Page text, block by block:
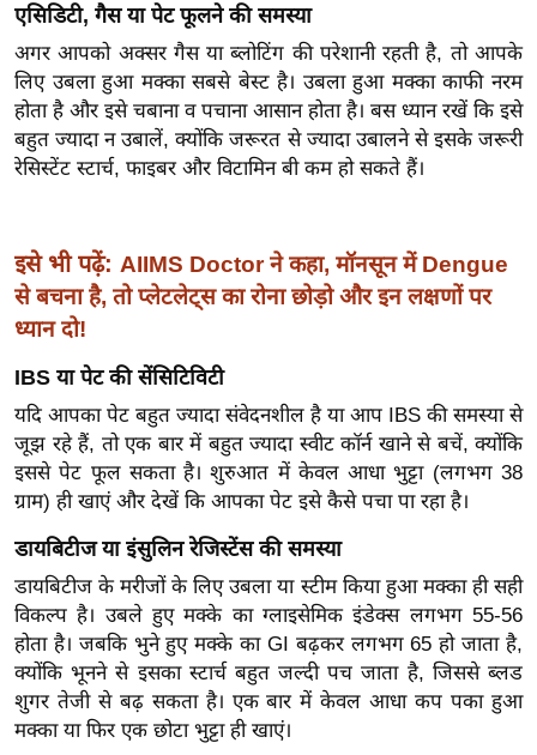
बे
मि
सा
ल
श
त
यं
ग
डि
या
सा
हि
त्य
ज
ग
त
ऑ
टो
व
र्ल्ड
एसिडिटी, गैस या पेट फूलने की समस्या
अगर आपको अक्सर गैस या ब्लोटिंग की परेशानी रहती है, तो आपके
लिए उबला हुआ मक्का सबसे बेस्ट है। उबला हुआ मक्का काफी नरम
होता है और इसे चबाना व पचाना आसान होता है। बस ध्यान रखें कि इसे
बहुत ज्यादा न उबालें, क्योंकि जरूरत से ज्यादा उबालने से इसके जरूरी
रेसिस्टेंट स्टार्च, फाइबर और विटामिन बी कम हो सकते हैं।
इसे भी पढ़ें: AIIMS Doctor ने कहा, मॉनसून में Dengue
से बचना है, तो प्लेटलेट्स का रोना छोड़ो और इन लक्षणों पर
ध्यान दो!
IBS या पेट की सेंसिटिविटी
यदि आपका पेट बहुत ज्यादा संवेदनशील है या आप IBS की समस्या से
जूझ रहे हैं, तो एक बार में बहुत ज्यादा स्वीट कॉर्न खाने से बचें, क्योंकि
इससे पेट फूल सकता है। शुरुआत में केवल आधा भुट्टा (लगभग 38
ग्राम) ही खाएं और देखें कि आपका पेट इसे कैसे पचा पा रहा है।
डायबिटीज या इंसुलिन रेजिस्टेंस की समस्या
डायबिटीज के मरीजों के लिए उबला या स्टीम किया हुआ मक्का ही सही
विकल्प है। उबले हुए मक्के का ग्लाइसेमिक इंडेक्स लगभग 55-56
होता है। जबकि भुने हुए मक्के का GI बढ़कर लगभग 65 हो जाता है,
क्योंकि भूनने से इसका स्टार्च बहुत जल्दी पच जाता है, जिससे ब्लड
शुगर तेजी से बढ़ सकता है। एक बार में केवल आधा कप पका हुआ
मक्का या फिर एक छोटा भुट्टा ही खाएं।